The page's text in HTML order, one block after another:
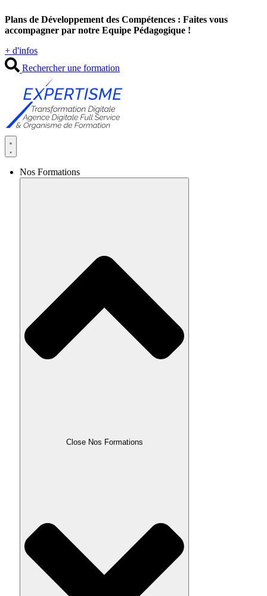
au
contenu
Plans de Développement des Compétences : Faites vous
accompagner par notre Equipe Pédagogique !
+ d'infos
Rechercher une formation
Nos Formations
Close Nos Formations